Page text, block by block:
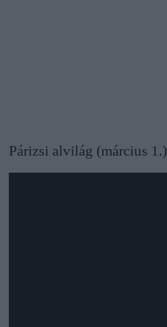
Párizsi alvilág (március 1.)